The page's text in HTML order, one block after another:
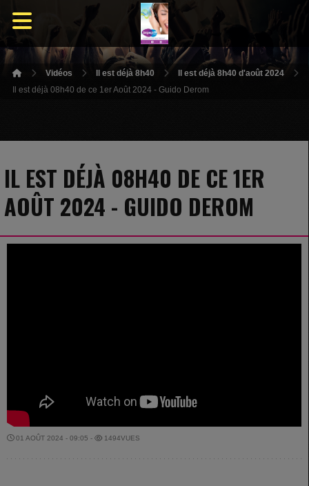
Vidéos Il est déjà 8h40
Il est déjà 8h40 d'août 2024
Il est déjà 08h40 de ce 1er Août 2024 - Guido Derom
IL EST DÉJÀ 08H40 DE CE 1ER
AOÛT 2024 - GUIDO DEROM
01 AOÛT 2024 - 09:05 - 1494VUES